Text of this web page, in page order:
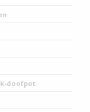
doofpot